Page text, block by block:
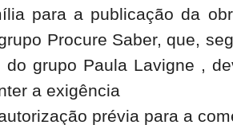
para a publicação da
Procure Saber, que,
do grupo Paula Lavigne ,
a exigência
prévia para a